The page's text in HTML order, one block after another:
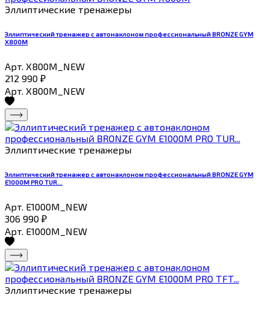
Эллиптические тренажеры
Эллиптический тренажер с автонаклоном профессиональный BRONZE GYM
X800M
Арт. X800M_NEW
212 990 ₽
Арт. X800M_NEW
Эллиптические тренажеры
Эллиптический тренажер с автонаклоном профессиональный BRONZE GYM
E1000M PRO TUR...
Арт. E1000M_NEW
306 990 ₽
Арт. E1000M_NEW
Эллиптические тренажеры